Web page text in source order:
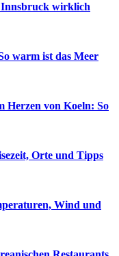
Innsbruck wirklich
warm ist das Meer
Herzen von Koeln: So
Orte und Tipps
Wind und